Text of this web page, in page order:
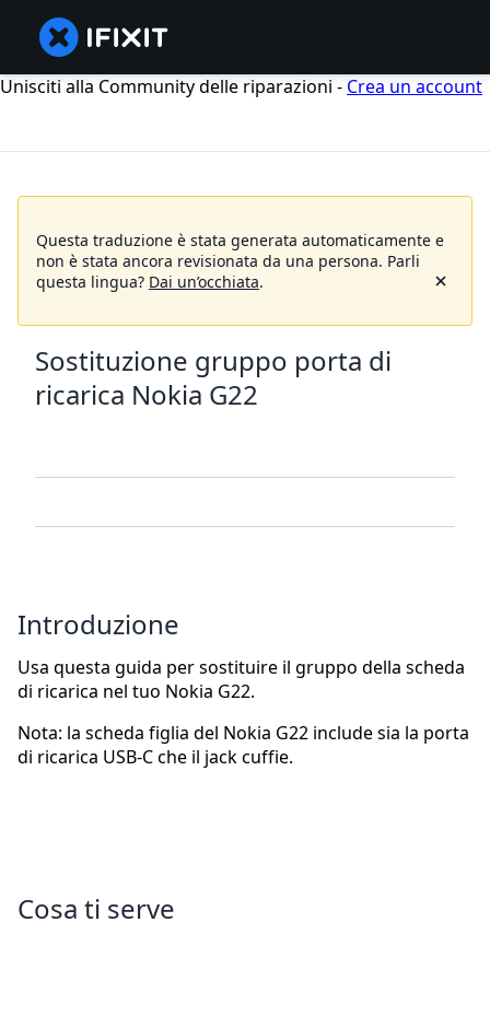
Unisciti alla Community delle riparazioni - Crea un account
Questa traduzione è stata generata automaticamente e
non è stata ancora revisionata da una persona. Parli
questa lingua? Dai un’occhiata.
Sostituzione gruppo porta di
ricarica Nokia G22
Introduzione
Usa questa guida per sostituire il gruppo della scheda
di ricarica nel tuo Nokia G22.
Nota: la scheda figlia del Nokia G22 include sia la porta
di ricarica USB-C che il jack cuffie.
Cosa ti serve